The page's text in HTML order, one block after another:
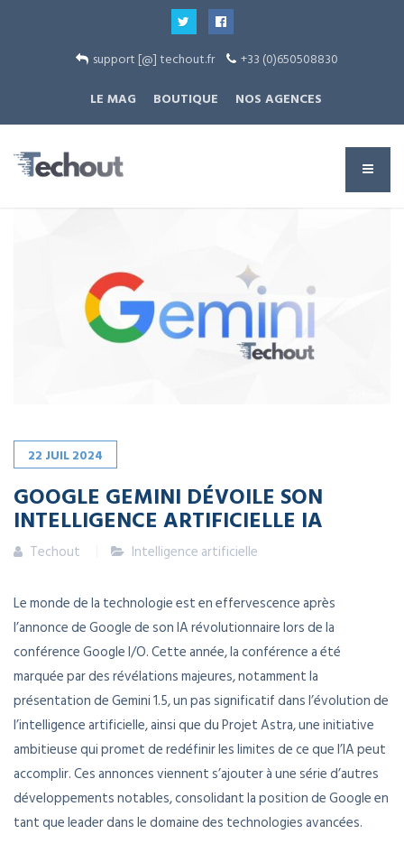
support [@] techout.fr
+33 (0)650508830
LE MAG
BOUTIQUE NOS AGENCES
22 JUIL2024
GOOGLE GEMINI DÉVOILE SON
INTELLIGENCE ARTIFICIELLE IA
Techout Intelligence artificielle
Le monde de la technologie est en effervescence après
l’annonce de Google de son IA révolutionnaire lors de la
conférence Google I/O. Cette année, la conférence a été
marquée par des révélations majeures, notamment la
présentation de Gemini 1.5, un pas significatif dans l’évolution de
l’intelligence artificielle, ainsi que du Projet Astra, une initiative
ambitieuse qui promet de redéfinir les limites de ce que l’IA peut
accomplir. Ces annonces viennent s’ajouter à une série d’autres
développements notables, consolidant la position de Google en
tant que leader dans le domaine des technologies avancées.